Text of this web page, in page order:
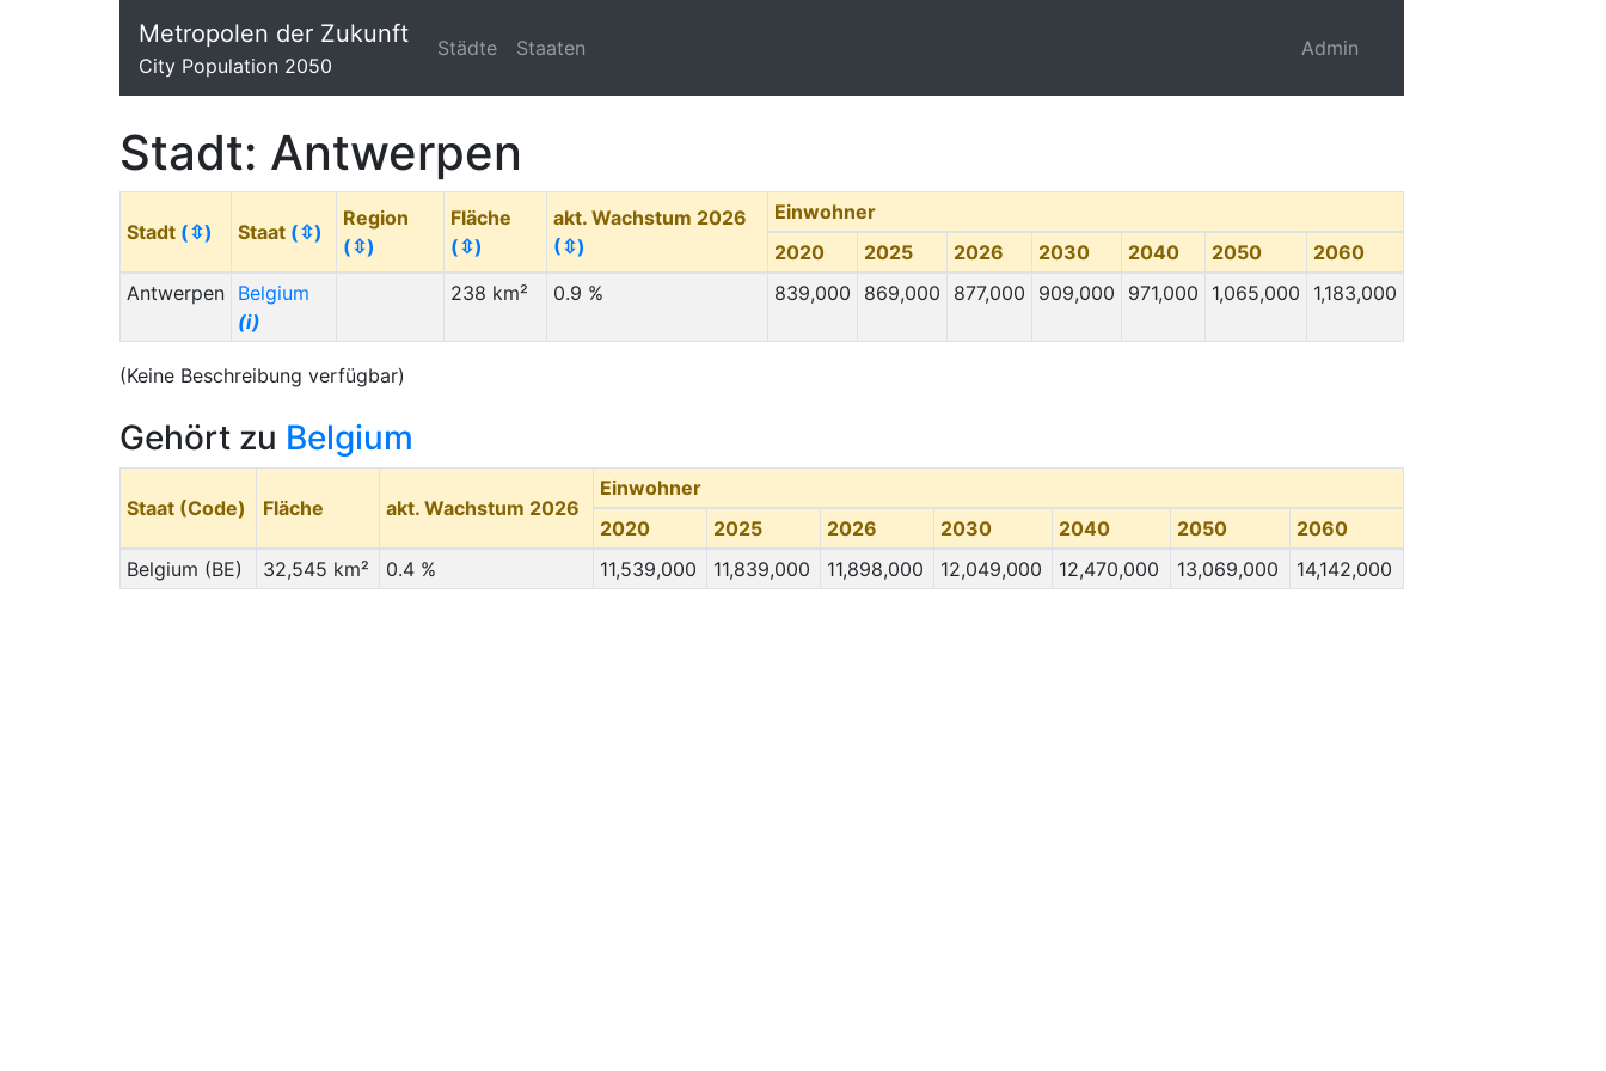
Metropolen der Zukunft
City Population 2050
Städte Staaten Admin
Stadt: Antwerpen
Stadt (⇳) Staat (⇳)
Region
(⇳)
Fläche
(⇳)
akt. Wachstum 2026
(⇳)
Einwohner
2020
2025 2026 2030 2040 2050
2060
Antwerpen
Belgium
(i)
238 km² 0.9 % 839,000 869,000 877,000 909,000 971,000 1,065,000 1,183,000
(Keine Beschreibung verfügbar)
Gehört zu Belgium
Staat (Code) Fläche akt. Wachstum 2026
Einwohner
2020
2025 2026 2030 2040 2050
2060
Belgium (BE)
32,545 km² 0.4 % 11,539,000 11,839,000 11,898,000 12,049,000 12,470,000 13,069,000 14,142,000